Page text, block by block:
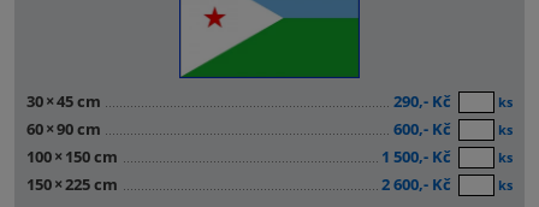
30×45 cm 290,- Kč ks
60×90 cm 600,- Kč ks
100× 150 cm 1 500,- Kč ks
150×225 cm 2 600,- Kč ks